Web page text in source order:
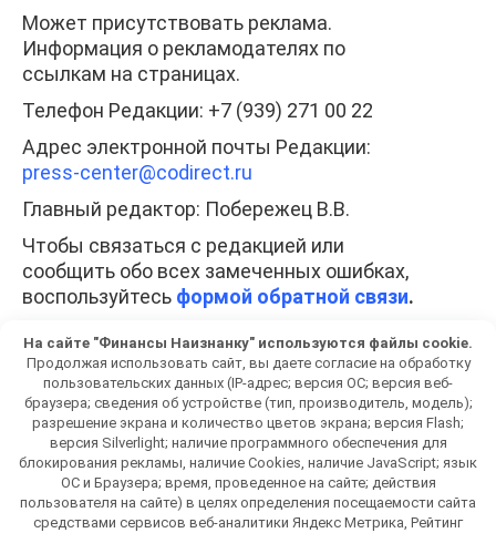
Может присутствовать реклама.
Информация о рекламодателях по
ссылкам на страницах.
Телефон Редакции: +7 (939) 271 00 22
Адрес электронной почты Редакции:
press-center@codirect.ru
Главный редактор: Побережец В.В.
Чтобы связаться с редакцией или
сообщить обо всех замеченных ошибках,
воспользуйтесь формой обратной связи.
При полном или частичном использовании
любых материалов гиперссылка на
fiscam.ru обязательна. Копирование
материалов без разрешения
администрации сайта запрещено.
Разработка – ООО «ДИРЕКТ»
На сайте "Финансы Наизнанку" используются файлы cookie.
Продолжая использовать сайт, вы даете согласие на обработку
пользовательских данных (IP-адрес; версия ОС; версия веб-
браузера; сведения об устройстве (тип, производитель, модель);
разрешение экрана и количество цветов экрана; версия Flash;
версия Silverlight; наличие программного обеспечения для
блокирования рекламы, наличие Cookies, наличие JavaScript; язык
ОС и Браузера; время, проведенное на сайте; действия
пользователя на сайте) в целях определения посещаемости сайта
средствами сервисов веб-аналитики Яндекс Метрика, Рейтинг